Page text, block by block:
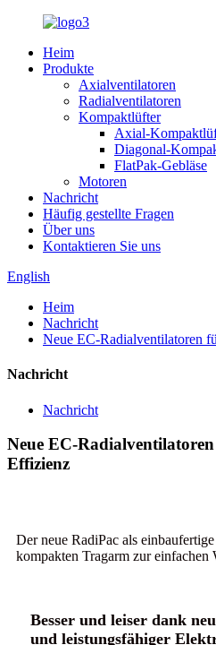
Heim
Produkte
Axialventilatoren
Radialventilatoren
Kompaktlüfter
Axial-
Diagonal-
FlatPak-Gebläse
Motoren
Nachricht
Häufig gestellte Fragen
Über uns
Kontaktieren Sie uns
English
Heim
Nachricht
Neue EC-Radialventilatoren
Nachricht
Nachricht
Neue EC-
Effizienz
Der neue RadiPac als
kompakten Tragarm zur einfachen
Besser und leiser dank
und leistungsfähiger